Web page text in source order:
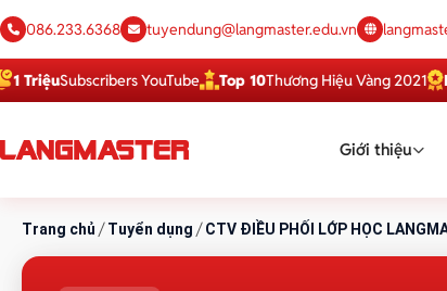
086.233.6368 tuyendung@langmaster.edu.vn
Subscribers YouTube Top 10Thương Hiệu Vàng 2021 Hàng
Giới thiệu
Trang chủ /Tuyển dụng /CTV ĐIỀU PHỐI LỚP HỌC